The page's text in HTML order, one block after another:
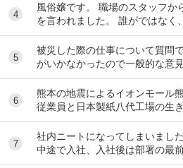
4
風俗嬢です。 職場のスタッフか
を言われました。 誰がではなく
当然・表更、案内時間の遅れが
5
被災した際の仕事について質問
がいかなかったので一般的な意
だきました。 職種は営業になり
6
熊本の地震によるイオンモール
従業員と日本製紙八代工場の生
業員は労災が認められるのです
7
社内ニートになってしまいまし
中途で入社、入社後は部署の最
社2人目で妊娠し、産休育休を